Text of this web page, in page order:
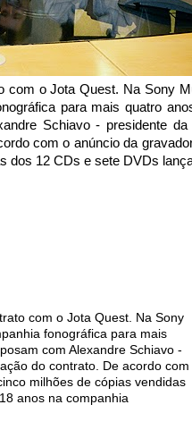
com o Jota Quest. Na Sony
para mais quatro
Schiavo - presidente da
com o anúncio da
dos 12 CDs e sete DVDs
com o Jota Quest. Na Sony
fonográfica para mais
com Alexandre Schiavo -
do contrato. De acordo com
milhões de cópias vendidas
anos na companhia